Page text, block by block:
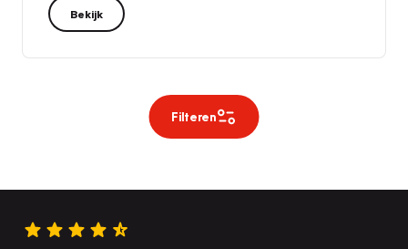
Bekijk
Filteren